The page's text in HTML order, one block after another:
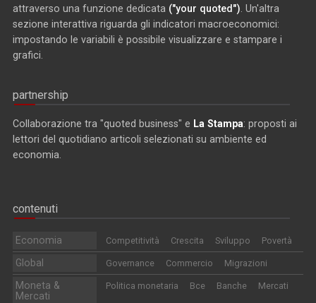
attraverso una funzione dedicata ("your quoted") . Un'altra
sezione interattiva riguarda gli indicatori macroeconomici:
impostando le variabili è possibile visualizzare e stampare i
grafici.
partnership
Collaborazione tra "quoted business" e La Stampa: proposti ai
lettori del quotidiano articoli selezionati su ambiente ed
economia.
contenuti
Economia Competitività Crescita Sviluppo Povertà
Global Governance Commercio Migrazioni
Moneta &
Mercati
Politica monetaria Bce Banche Mercati